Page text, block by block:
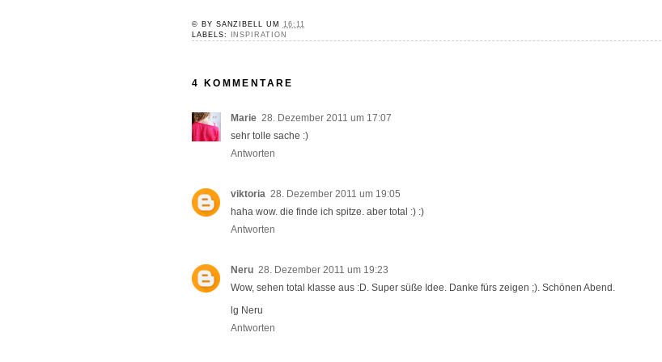
© BY SANZIBELL UM 16:11
LABELS:
INSPIRATION
4 KOMMENTARE
Marie 28. Dezember 2011 um 17:07
sehr tolle sache :)
Antworten
viktoria 28. Dezember 2011 um 19:05
haha wow. die finde ich spitze. aber total :) :)
Antworten
Neru 28. Dezember 2011 um 19:23
Wow, sehen total klasse aus :D. Super süße Idee. Danke fürs zeigen ;). Schönen Abend.
lg Neru
Antworten